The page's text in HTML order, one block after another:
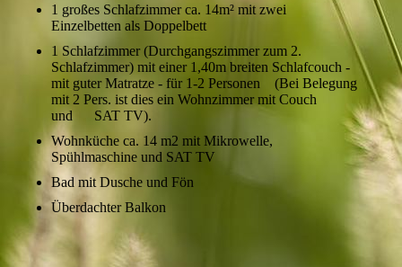
1 großes Schlafzimmer ca. 14m² mit zwei
Einzelbetten als Doppelbett
1 Schlafzimmer (Durchgangszimmer zum 2.
Schlafzimmer) mit einer 1,40m breiten Schlafcouch -
mit guter Matratze - für 1-2 Personen (Bei Belegung
mit 2 Pers. ist dies ein Wohnzimmer mit Couch
und SAT TV).
Wohnküche ca. 14 m2 mit Mikrowelle,
Spühlmaschine und SAT TV
Bad mit Dusche und Fön
Überdachter Balkon